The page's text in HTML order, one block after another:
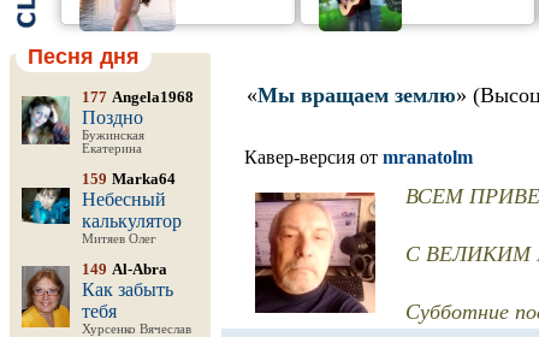
Песня дня
177 Angela1968
Поздно
Бужинская
Екатерина
159 Marka64
Небесный
калькулятор
Митяев Олег
149 Al-Abra
Как забыть
тебя
Хурсенко Вячеслав
«Мы вращаем землю»
Кавер-версия от mranatolm
ВСЕМ
С ВЕЛИКИМ
Субботние